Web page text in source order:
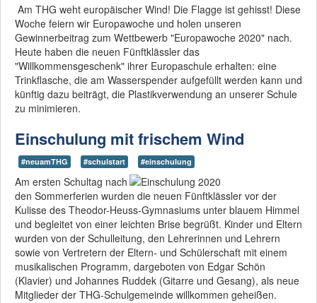
Am THG weht europäischer Wind! Die Flagge ist gehisst! Diese
Woche feiern wir Europawoche und holen unseren
Gewinnerbeitrag zum Wettbewerb "Europawoche 2020" nach.
Heute haben die neuen Fünftklässler das
"Willkommensgeschenk" ihrer Europaschule erhalten: eine
Trinkflasche, die am Wasserspender aufgefüllt werden kann und
künftig dazu beiträgt, die Plastikverwendung an unserer Schule
zu minimieren.
Einschulung mit frischem Wind
#neuamTHG #schulstart #einschulung
Am ersten Schultag nach
den Sommerferien wurden die neuen Fünftklässler vor der
Kulisse des Theodor-Heuss-Gymnasiums unter blauem Himmel
und begleitet von einer leichten Brise begrüßt. Kinder und Eltern
wurden von der Schulleitung, den Lehrerinnen und Lehrern
sowie von Vertretern der Eltern- und Schülerschaft mit einem
musikalischen Programm, dargeboten von Edgar Schön
(Klavier) und Johannes Ruddek (Gitarre und Gesang), als neue
Mitglieder der THG-Schulgemeinde willkommen geheißen.